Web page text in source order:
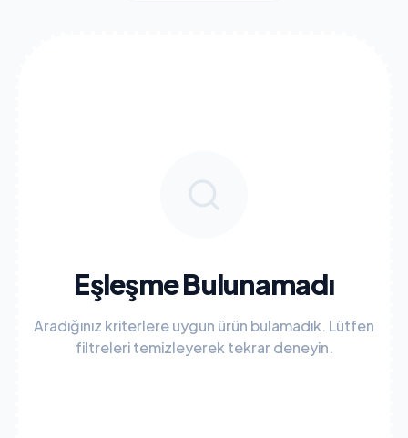
Eşleşme Bulunamadı
Aradığınız kriterlere uygun ürün bulamadık. Lütfen
filtreleri temizleyerek tekrar deneyin.